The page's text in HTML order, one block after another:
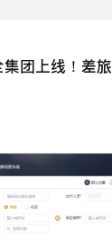
团上线！差